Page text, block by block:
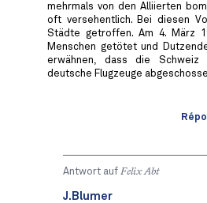
mehrmals von den Alliierten
oft versehentlich. Bei diesen
Städte getroffen. Am 4. März
Menschen getötet und
erwähnen, dass die
deutsche Flugzeuge
Antwort auf Felix Abt
J.Blumer